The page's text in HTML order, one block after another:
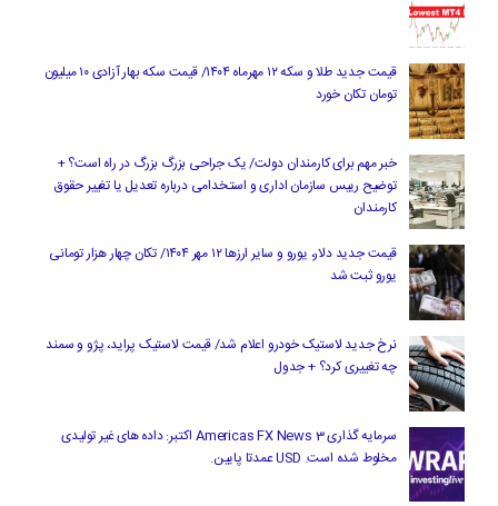
قیمت جدید طلا و سکه ۱۲ مهرماه ۱۴۰۴/ قیمت سکه بهار آزادی ۱۰ میلیون
تومان تکان خورد
خبر مهم برای کارمندان دولت/ یک جراحی بزرگ بزرگ در راه است؟ +
توضیح رییس سازمان اداری و استخدامی درباره تعدیل یا تغییر حقوق
کارمندان
قیمت جدید دلار، یورو و سایر ارزها ۱۲ مهر ۱۴۰۴/ تکان چهار هزار تومانی
یورو ثبت شد
نرخ جدید لاستیک خودرو اعلام شد/ قیمت لاستیک پراید، پژو و سمند
چه تغییری کرد؟ + جدول
سرمایه گذاری Americas FX News 3 اکتبر: داده های غیر تولیدی
مخلوط شده است. USD عمدتا پایین.